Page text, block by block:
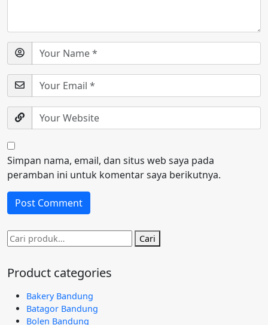
Simpan nama, email, dan situs web saya pada
peramban ini untuk komentar saya berikutnya.
Pencarian
untuk:
Cari
Product categories
Bakery Bandung
Batagor Bandung
Bolen Bandung